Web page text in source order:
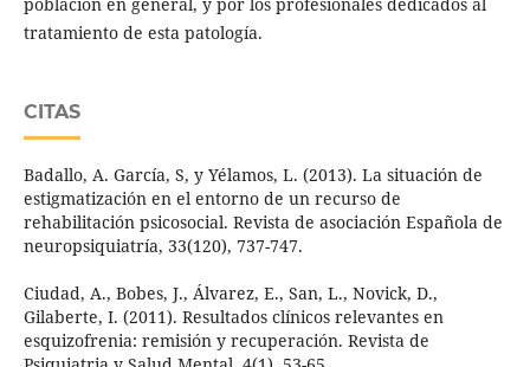
tratamiento de esta patología.
CITAS
Badallo, A. García, S, y Yélamos, L. (2013). La situación de
estigmatización en el entorno de un recurso de
rehabilitación psicosocial. Revista de asociación Española de
neuropsiquiatría, 33(120), 737-747.
Ciudad, A., Bobes, J., Álvarez, E., San, L., Novick, D.,
Gilaberte, I. (2011). Resultados clínicos relevantes en
esquizofrenia: remisión y recuperación. Revista de